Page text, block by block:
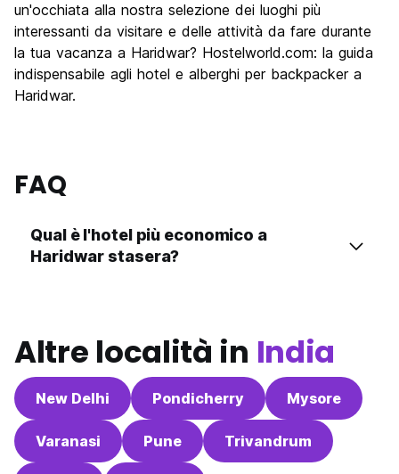
un'occhiata alla nostra selezione dei luoghi più
interessanti da visitare e delle attività da fare durante
la tua vacanza a Haridwar? Hostelworld.com: la guida
indispensabile agli hotel e alberghi per backpacker a
Haridwar.
FAQ
Qual è l'hotel più economico a
Haridwar stasera?
Altre località in India
New Delhi Pondicherry Mysore
Varanasi Pune Trivandrum